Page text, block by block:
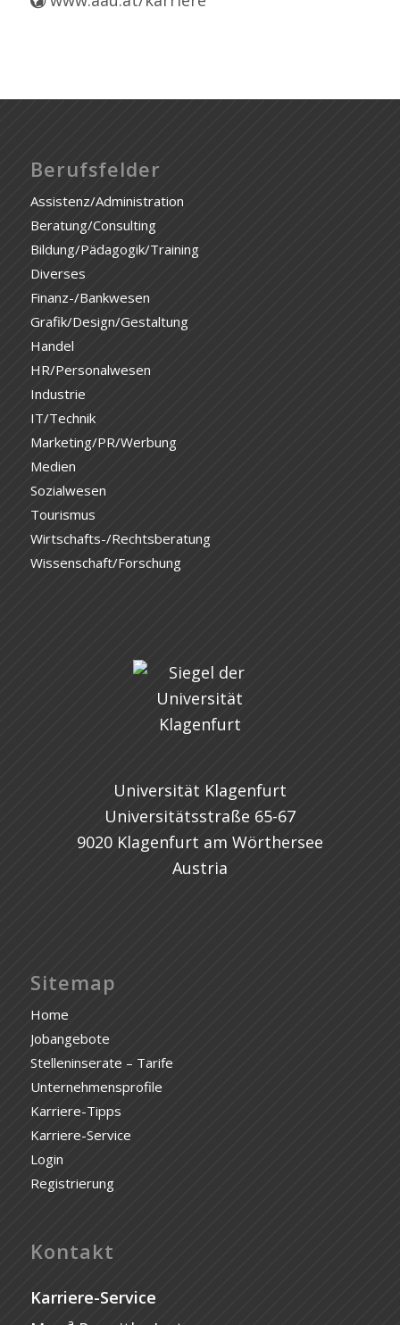
Berufsfelder
Assistenz/Administration
Beratung/Consulting
Bildung/Pädagogik/Training
Diverses
Finanz-/Bankwesen
Grafik/Design/Gestaltung
Handel
HR/Personalwesen
Industrie
IT/Technik
Marketing/PR/Werbung
Medien
Sozialwesen
Tourismus
Wirtschafts-/Rechtsberatung
Wissenschaft/Forschung
Universität Klagenfurt
Universitätsstraße 65-67
9020 Klagenfurt am Wörthersee
Austria
Sitemap
Home
Jobangebote
Stelleninserate – Tarife
Unternehmensprofile
Karriere-Tipps
Karriere-Service
Login
Registrierung
Kontakt
Karriere-Service